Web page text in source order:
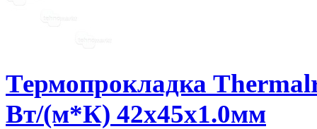
Термопрокладка
Вт/(м*К) 42х45х1.0мм